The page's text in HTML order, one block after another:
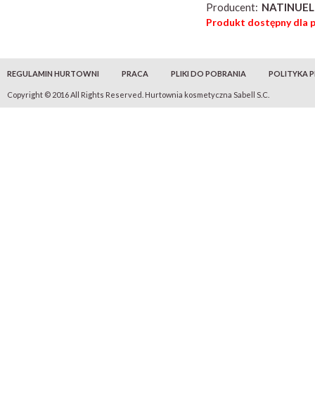
Producent: NATINUEL
Produkt dostępny dla
REGULAMIN HURTOWNI PRACA PLIKI DO POBRANIA POLITYKA
Copyright © 2016 All Rights Reserved. Hurtownia kosmetyczna Sabell S.C.